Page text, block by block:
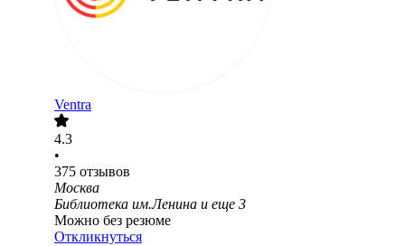
Ventra
4.3
•
375 отзывов
Москва
Библиотека им.Ленина и еще 3
Можно без резюме
Откликнуться